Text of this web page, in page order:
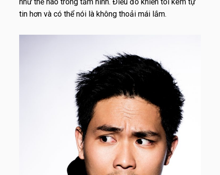
tin hơn và có thể nói là không thoải mái lắm.